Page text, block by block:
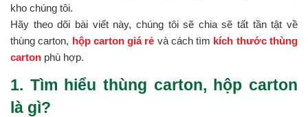
kho chúng tôi.
Hãy theo dõi bài viết này, chúng tôi sẽ chia sẽ tất tần tật về
thùng carton, hộp carton giá rẻ và cách tìm kích thước thùng
carton phù hợp.
1. Tìm hiểu thùng carton, hộp carton
là gì?